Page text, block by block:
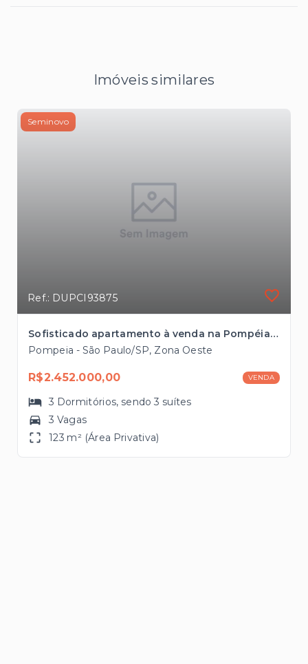
Imóveis similares
Seminovo
Ref.: DUPCI93875
Sofisticado apartamento à venda na Pompéia com 123m², 3 suítes, 3 vagas próximo ao Bourbon Shopping
Pompeia - São Paulo/SP, Zona Oeste
R$2.452.000,00 VENDA
3 Dormitórios, sendo3 suítes
3 Vagas
123 m² (Área Privativa)